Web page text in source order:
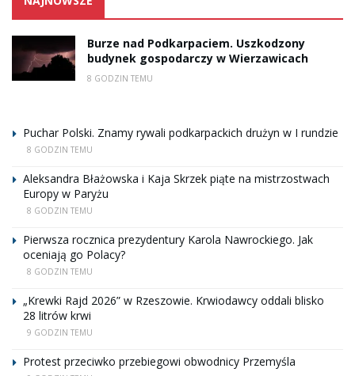
Burze nad Podkarpaciem. Uszkodzony
budynek gospodarczy w Wierzawicach
8 GODZIN TEMU
Puchar Polski. Znamy rywali podkarpackich drużyn w I rundzie
8 GODZIN TEMU
Aleksandra Błażowska i Kaja Skrzek piąte na mistrzostwach
Europy w Paryżu
8 GODZIN TEMU
Pierwsza rocznica prezydentury Karola Nawrockiego. Jak
oceniają go Polacy?
8 GODZIN TEMU
„Krewki Rajd 2026” w Rzeszowie. Krwiodawcy oddali blisko
28 litrów krwi
9 GODZIN TEMU
Protest przeciwko przebiegowi obwodnicy Przemyśla